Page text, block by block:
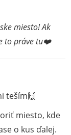
miesto! Ak
to práve tu❤️
teším🙌
miesto, kde
o kus ďalej.